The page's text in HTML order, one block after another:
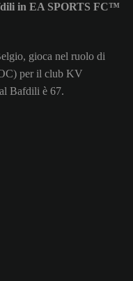
in EA SPORTS FC™
gioca nel ruolo di
per il club KV
Bafdili è 67.